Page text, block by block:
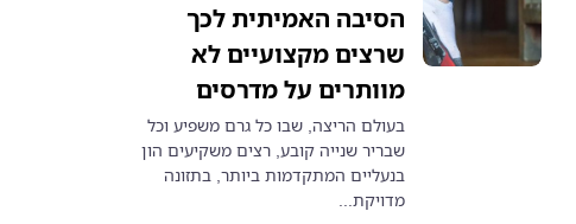
הסיבה האמיתית לכך
שרצים מקצועיים לא
מוותרים על מדרסים
בעולם הריצה, שבו כל גרם משפיע וכל
שבריר שנייה קובע, רצים משקיעים הון
בנעליים המתקדמות ביותר, בתזונה
מדויקת...